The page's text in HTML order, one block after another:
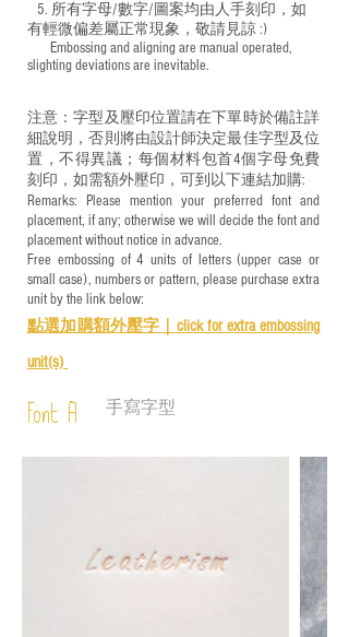
5. 所有字母/數字/圖案均由人手刻印，如
有輕微偏差屬正常現象，敬請見諒 :)
​ Embossing and aligning are manual operated,
slighting deviations are inevitable.
注意：字型及壓印位置請在下單時於備註詳
細說明，否則將由設計師決定最佳字型及位
置，不得異議；每個材料包首4個字母免費
刻印，如需額外壓印，可到以下連結加購:
Remarks: Please mention your preferred font and
placement, if any; otherwise we will decide the font and
placement without notice in advance.
Free embossing of 4 units of letters (upper case or
small case), numbers or pattern, please purchase extra
unit by the link below:
點選加購額外壓字｜ click for extra embossing
unit(s)
Font A 手寫字型